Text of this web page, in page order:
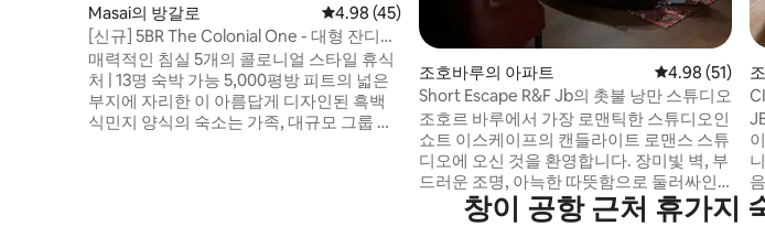
Masai의 방갈로 평점 4.98점(5점 만점), 후기 45개
4.98 (45)
[신규] 5BR The Colonial One - 대형 잔디밭
및 당구대
매력적인 침실 5개의 콜로니얼 스타일 휴식
처 | 13명 숙박 가능 5,000평방 피트의 넓은
부지에 자리한 이 아름답게 디자인된 흑백
식민지 양식의 숙소는 가족, 대규모 그룹 또
조호바루의 아파트 평점 4.98점(5
4.98 (51)
Short Escape R&F Jb의 촛불 낭만 스튜디오
조호르 바루에서 가장 로맨틱한 스튜디오인
쇼트 이스케이프의 캔들라이트 로맨스 스튜
디오에 오신 것을 환영합니다. 장미빛 벽, 부
드러운 조명, 아늑한 따뜻함으로 둘러싸인
이 공간은 사랑과 축하를 위해 설계되었습
니다. 커플, 기념일 또는 프로포즈에 완벽한
•
창이 공항 근처 휴가지